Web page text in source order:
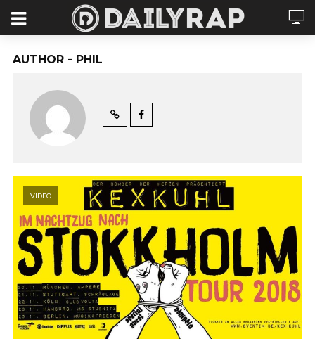
AUTHOR - PHIL
VIDEO